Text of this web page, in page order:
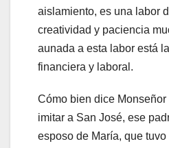
aislamiento, es una labor
creatividad y paciencia
aunada a esta labor está
financiera y laboral.
Cómo bien dice
imitar a San José, ese
esposo de María, que